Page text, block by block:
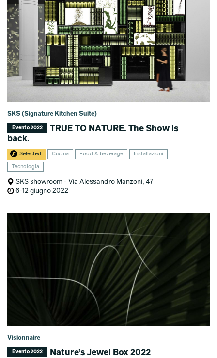
SKS (Signature Kitchen Suite)
Evento 2022
TRUE TO NATURE. The Show is
back.
Selected Cucina Food & beverage Installazioni
Tecnologia
SKS showroom - Via Alessandro Manzoni, 47
6-12 giugno 2022
Visionnaire
Evento 2022 Nature’s Jewel Box 2022